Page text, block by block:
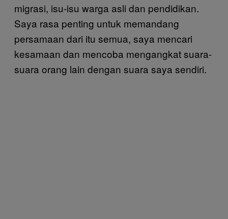
migrasi, isu-isu warga asli dan pendidikan.
Saya rasa penting untuk memandang
persamaan dari itu semua, saya mencari
kesamaan dan mencoba mengangkat suara-
suara orang lain dengan suara saya sendiri.